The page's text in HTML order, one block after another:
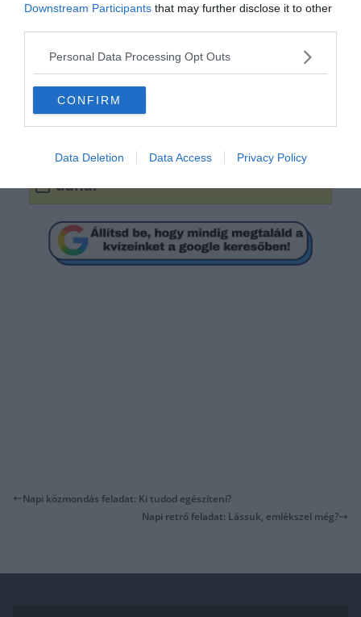
Downstream Participants that may further disclose it to other
Personal Data Processing Opt Outs
CONFIRM
Data Deletion Data Access Privacy Policy
Ki tudod egészíteni?
tiszai
dunai
Napi közmondás feladat: Ki tudod egészíteni?
Napi retró feladat: Lássuk, emlékszel még?